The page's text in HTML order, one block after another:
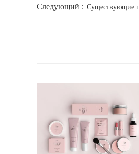
Следующий : Существующие